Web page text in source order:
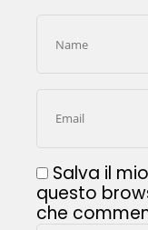
Salva il
questo
che